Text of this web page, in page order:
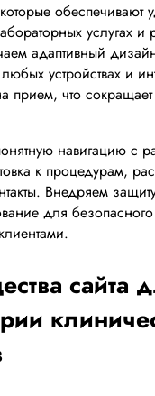
обеспечивают
услугах и
адаптивный
устройствах и
прием, что
навигацию с
к процедурам,
Внедряем
для
сайта